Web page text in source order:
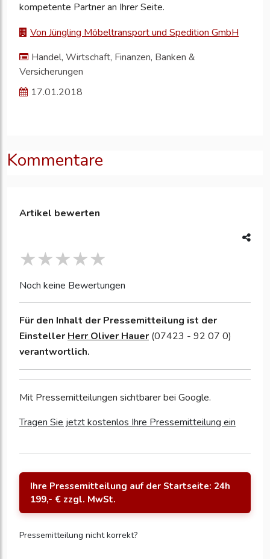
kompetente Partner an Ihrer Seite.
Von Jüngling Möbeltransport und Spedition GmbH
Handel, Wirtschaft, Finanzen, Banken &
Versicherungen
17.01.2018
Kommentare
Artikel bewerten
Noch keine Bewertungen
Für den Inhalt der Pressemitteilung ist der
Einsteller Herr Oliver Hauer (07423 - 92 07 0)
verantwortlich.
Mit Pressemitteilungen sichtbarer bei Google.
Tragen Sie jetzt kostenlos Ihre Pressemitteilung ein
Ihre Pressemitteilung auf der Startseite: 24h
199,- € zzgl. MwSt.
Pressemitteilung nicht korrekt?